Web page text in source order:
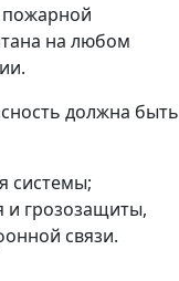
пожарной
на любом
должна быть
системы;
и грозозащиты,
связи.